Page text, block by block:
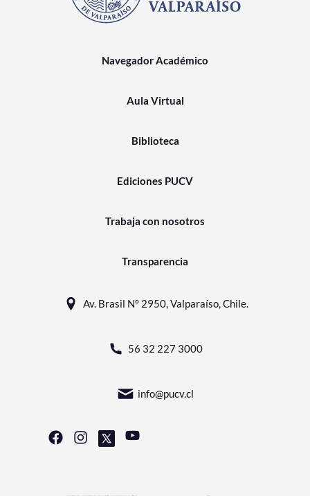
Navegador Académico
Aula Virtual
Biblioteca
Ediciones PUCV
Trabaja con nosotros
Transparencia
Av. Brasil N° 2950, Valparaíso, Chile.
56 32 227 3000
info@pucv.cl